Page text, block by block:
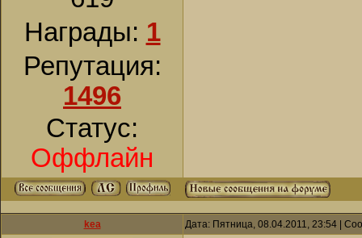
Награды: 1
Репутация:
1496
Статус:
Оффлайн
kea Дата: Пятница, 08.04.2011, 23:54 |